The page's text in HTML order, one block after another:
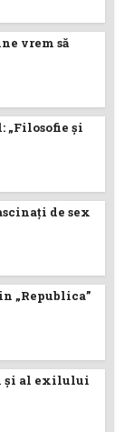
vrem să
„Filosofie și
de sex
„Republica”
şi al exilului